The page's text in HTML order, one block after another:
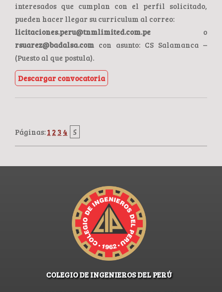
interesados que cumplan con el perfil solicitado,
pueden hacer llegar su curriculum al correo:
licitaciones.peru@tnmlimited.com.pe o
rsuarez@badalsa.com con asunto: CS Salamanca –
(Puesto al que postula).
Descargar convocatoria
Páginas:1 2 3 4 5
COLEGIO DE INGENIEROS DEL PERÚ